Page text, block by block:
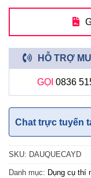
HỖ TRỢ
GỌI 0836
Chat trực tuyến
SKU: DAUQUECAYD
Danh mục: Dụng cụ thí